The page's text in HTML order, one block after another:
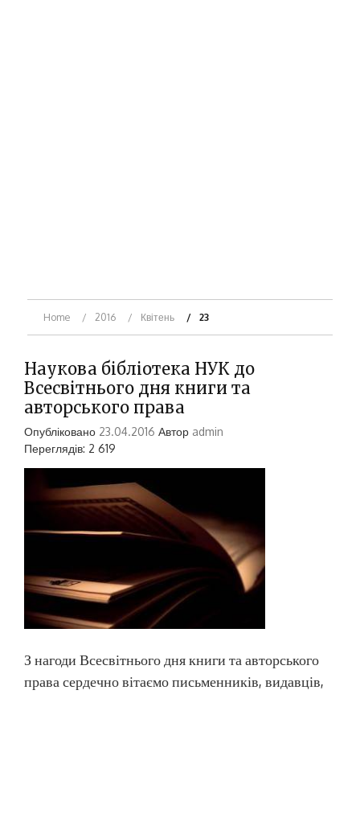
Home 2016 Квітень 23
Наукова бібліотека НУК до
Всесвітнього дня книги та
авторського права
Опубліковано 23.04.2016 Автор admin
Переглядів: 2 619
З нагоди Всесвітнього дня книги та авторського
права сердечно вітаємо письменників, видавців,